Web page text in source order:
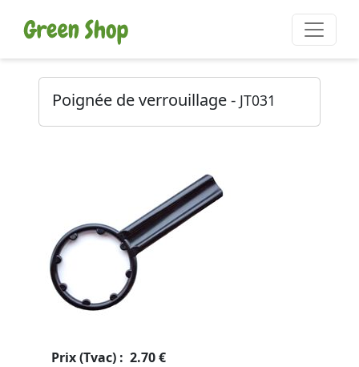
Poignée de verrouillage - JT031
Prix (Tvac) : 2.70 €